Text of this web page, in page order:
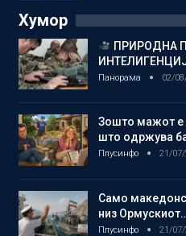
Хумор
ПРИРОДНА
Панорама 02/
Зошто мажот
што одржува
Плусинфо 21/
Само
низ
Плусинфо 21/